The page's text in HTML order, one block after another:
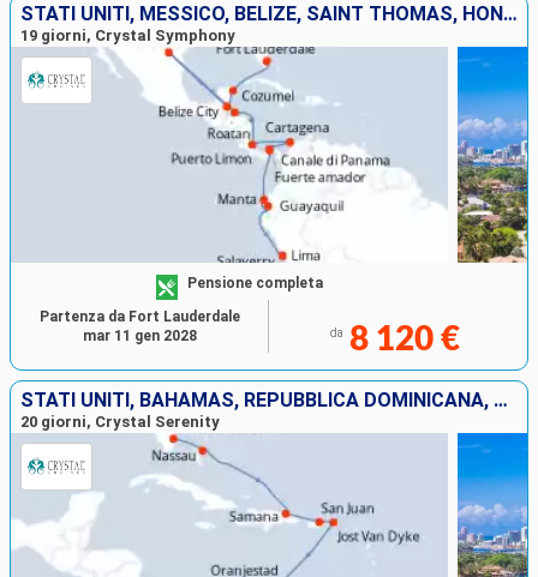
STATI UNITI, MESSICO, BELIZE, SAINT THOMAS, HONDURAS, COSTA RICA, COLOMBIA, PANAMA, EQUATORE, PERÙ
19 giorni, Crystal Symphony
Pensione completa
da 8 120 €
Partenza da Fort Lauderdale
mar 11 gen 2028
STATI UNITI, BAHAMAS, REPUBBLICA DOMINICANA, PORTORICO, JOST VAN DYKE, ARUBA, COLOMBIA, BONAIRE, PANAMA, COSTA RICA
20 giorni, Crystal Serenity